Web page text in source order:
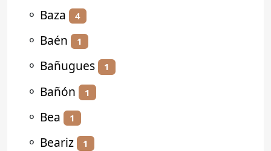
⚬ Baza 4
⚬ Baén 1
⚬ Bañugues 1
⚬ Bañón 1
⚬ Bea 1
⚬ Beariz 1